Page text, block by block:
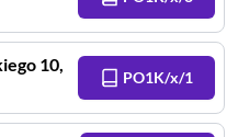
10,
PO1K/x/1